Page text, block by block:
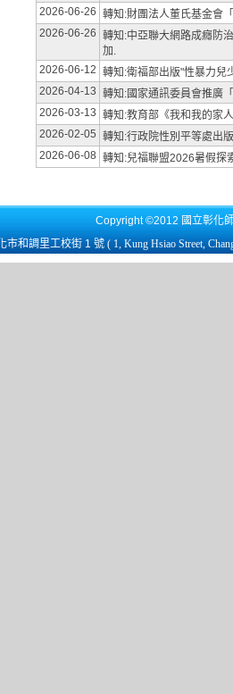
2026-06-26 轉知:財團法人董氏基金會
2026-06-26 轉知:中亞聯大網路成癮防
加.
2026-06-12 轉知:衛福部出版"性暴力兒
2026-04-13 轉知:國家通訊委員會推廣
2026-03-13 轉知:教育部《我和我的家
2026-02-05 轉知:行政院性別平等處出
2026-06-08 轉知:兒福聯盟2026暑假探
Copyright ©2012 國立彰化
市和調里工校街 1 號 ( 1, Kung Hsiao Street,